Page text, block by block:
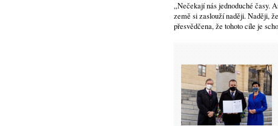
„Nečekají nás jednoduché časy.
země si zaslouží naději. Naději,
přesvědčena, že tohoto cíle je